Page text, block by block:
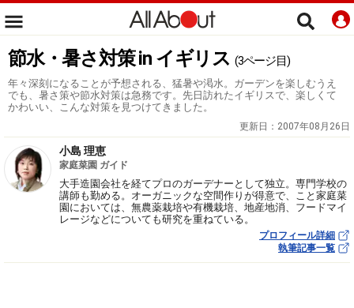
節水・暑さ対策 in イギリス (3ページ目)
年々深刻になることが予想される、猛暑や渇水。ガーデンを楽しむうえ
でも、暑さ策や節水対策は急務です。先日訪れたイギリスで、楽しくて
かわいい、こんな対策を見つけてきました。
更新日： 2007年08月26日
小島 理恵
家庭菜園 ガイド
大手造園会社を経てプロのガーデナーとして独立。専門学校の
講師も勤める。オーガニックな空間作りが得意で、こと家庭菜
園においては、無農薬栽培や有機栽培、地産地消、フードマイ
レージなどについても研究を重ねている。
プロフィール詳細
執筆記事一覧